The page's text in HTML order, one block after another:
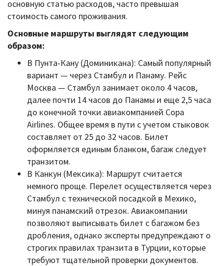
основную статью расходов, часто превышая
стоимость самого проживания.
Основные маршруты выглядят следующим
образом:
В Пунта-Кану (Доминикана): Самый популярный
вариант — через Стамбул и Панаму. Рейс
Москва — Стамбул занимает около 4 часов,
далее почти 14 часов до Панамы и еще 2,5 часа
до конечной точки авиакомпанией Copa
Airlines. Общее время в пути с учетом стыковок
составляет от 25 до 32 часов. Билет
оформляется единым бланком, багаж следует
транзитом.
В Канкун (Мексика): Маршрут считается
немного проще. Перелет осуществляется через
Стамбул с технической посадкой в Мехико,
минуя панамский отрезок. Авиакомпании
позволяют выписывать билет с багажом без
дробления, однако эксперты предупреждают о
строгих правилах транзита в Турции, которые
требуют тщательной проверки документов.